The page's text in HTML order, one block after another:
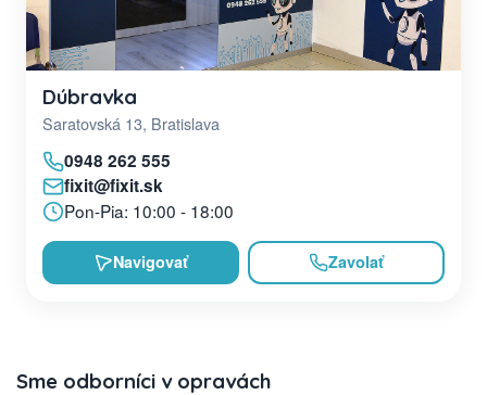
Dúbravka
Saratovská 13, Bratislava
0948 262 555
fixit@fixit.sk
Pon-Pia: 10:00 - 18:00
Navigovať Zavolať
Sme odborníci v opravách